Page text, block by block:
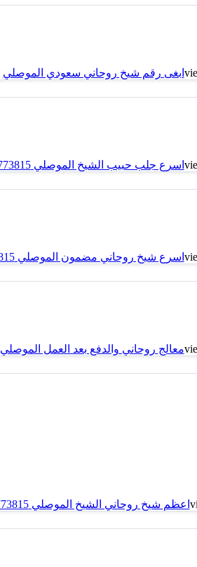
ابغى رقم شيخ روحاني سعودي الموصلي
اسرع جلب حبيب الشيخ الموصلي 00905315773815
اسرع شيخ روحاني مضمون الموصلي 00905315773815
معالج روحاني والدفع بعد العمل الموصلي
اعظم شيخ روحاني الشيخ الموصلي 00905315773815